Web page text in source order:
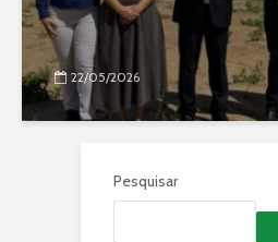
22/05/2026
Pesquisar